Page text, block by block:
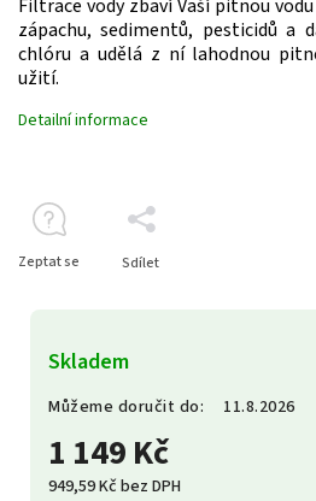
1 149 Kč
949,59 Kč bez DPH
Skladem
Můžeme doručit do: 11.8.2026
Filtrace vody zbaví Vaší pitnou
zápachu, sedimentů, pesticidů a
chlóru a udělá z ní lahodnou
užití.
Detailní informace
Zeptat se Sdílet